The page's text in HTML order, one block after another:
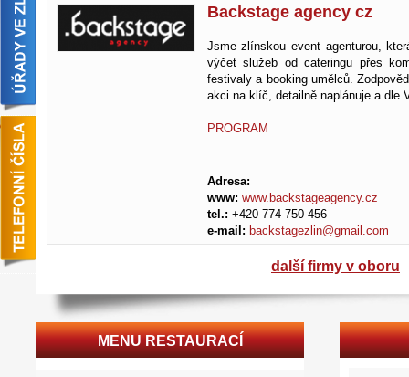
Backstage agency cz
Jsme zlínskou event agenturou,
výčet služeb od cateringu přes
festivaly a booking umělců.
akci na klíč, detailně naplánuje a dle
PROGRAM
Adresa:
www: www.backstageagency.cz
tel.: +420 774 750 456
e-mail: backstagezlin@gmail.com
další firmy v oboru
MENU RESTAURACÍ